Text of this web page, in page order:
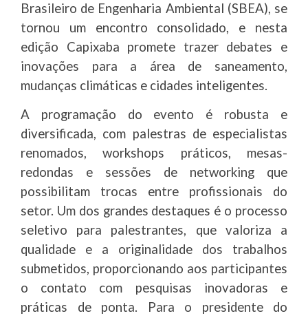
Brasileiro de Engenharia Ambiental (SBEA), se
tornou um encontro consolidado, e nesta
edição Capixaba promete trazer debates e
inovações para a área de saneamento,
mudanças climáticas e cidades inteligentes.
A programação do evento é robusta e
diversificada, com palestras de especialistas
renomados, workshops práticos, mesas-
redondas e sessões de networking que
possibilitam trocas entre profissionais do
setor. Um dos grandes destaques é o processo
seletivo para palestrantes, que valoriza a
qualidade e a originalidade dos trabalhos
submetidos, proporcionando aos participantes
o contato com pesquisas inovadoras e
práticas de ponta. Para o presidente do